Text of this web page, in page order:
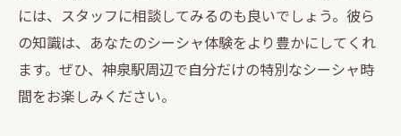
には、スタッフに相談してみるのも良いでしょう。彼ら
の知識は、あなたのシーシャ体験をより豊かにしてくれ
ます。ぜひ、神泉駅周辺で自分だけの特別なシーシャ時
間をお楽しみください。